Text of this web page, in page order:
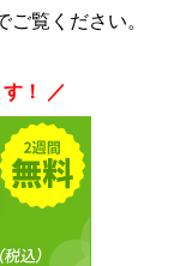
覧ください。
！ ／